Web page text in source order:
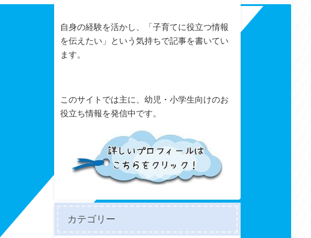
自身の経験を活かし、「子育てに役立つ情報
を伝えたい」という気持ちで記事を書いてい
ます。
このサイトでは主に、幼児・小学生向けのお
役立ち情報を発信中です。
カテゴリー